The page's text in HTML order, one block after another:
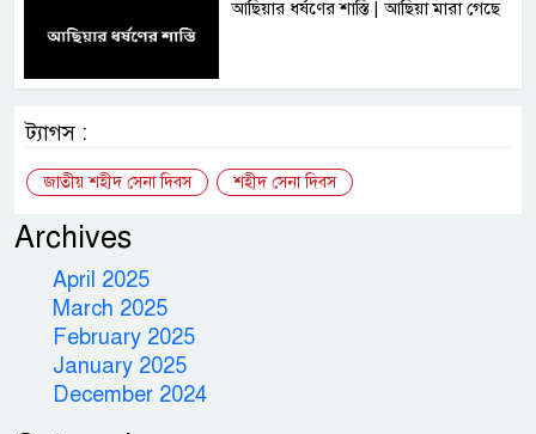
আছিয়ার ধর্ষণের শাস্তি | আছিয়া মারা গেছে
ট্যাগস :
জাতীয় শহীদ সেনা দিবস শহীদ সেনা দিবস
Archives
April 2025
March 2025
February 2025
January 2025
December 2024